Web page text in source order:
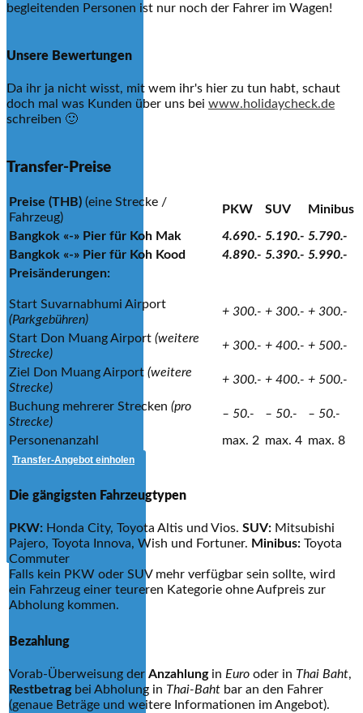
begleitenden Personen ist nur noch der Fahrer im Wagen!
Unsere Bewertungen
Da ihr ja nicht wisst, mit wem ihr's hier zu tun habt, schaut
doch mal was Kunden über uns bei www.holidaycheck.de
schreiben 🙂
Transfer-Preise
Preise (THB) (eine Strecke /
Fahrzeug)
PKW SUV Minibus
Bangkok «-» Pier für Koh Mak 4.690.- 5.190.- 5.790.-
Bangkok «-» Pier für Koh Kood
4.890.- 5.390.- 5.990.-
Preisänderungen:
Start Suvarnabhumi Airport
(Parkgebühren)
+ 300.- + 300.- + 300.-
Start Don Muang Airport (weitere
Strecke)
+ 300.- + 400.- + 500.-
Ziel Don Muang Airport (weitere
Strecke)
+ 300.- + 400.- + 500.-
Buchung mehrerer Strecken (pro
Strecke)
– 50.- – 50.- – 50.-
Personenanzahl max. 2 max. 4 max. 8
Transfer-Angebot einholen
Die gängigsten Fahrzeugtypen
PKW: Honda City, Toyota Altis und Vios. SUV: Mitsubishi
Pajero, Toyota Innova, Wish und Fortuner. Minibus: Toyota
Commuter
Falls kein PKW oder SUV mehr verfügbar sein sollte, wird
ein Fahrzeug einer teureren Kategorie ohne Aufpreis zur
Abholung kommen.
Bezahlung
Vorab-Überweisung der Anzahlungin Euro oder in Thai Baht,
Restbetragbei Abholung in Thai-Baht bar an den Fahrer
(genaue Beträge und weitere Informationen im Angebot).